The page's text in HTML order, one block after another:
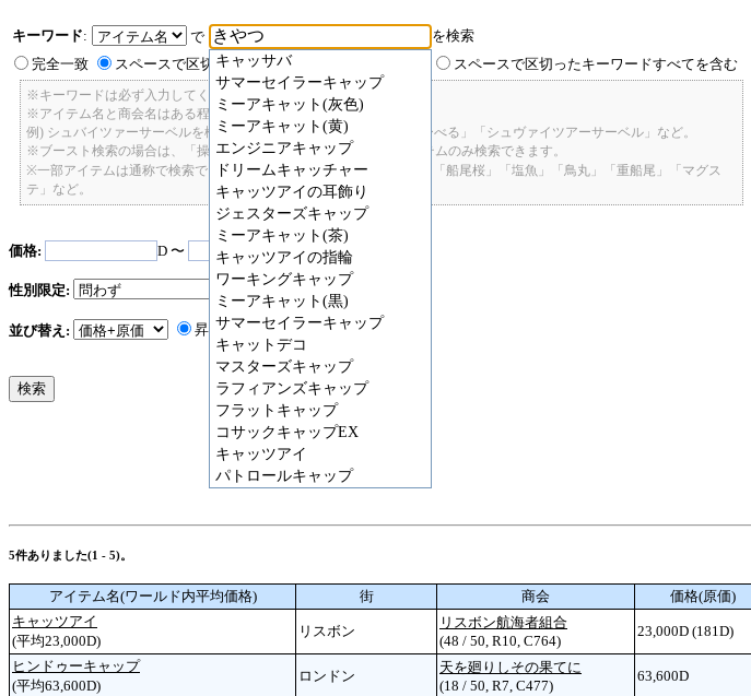
キーワード:
で
キャッサバ
サマーセイラーキャップ
ミーアキャット(灰色)
ミーアキャット(黄)
エンジニアキャップ
ドリームキャッチャー
キャッツアイの耳飾り
ジェスターズキャップ
ミーアキャット(茶)
キャッツアイの指輪
ワーキングキャップ
ミーアキャット(黒)
サマーセイラーキャップ
キャットデコ
マスターズキャップ
ラフィアンズキャップ
フラットキャップ
コサックキャップEX
キャッツアイ
パトロールキャップ
を検索
完全一致
スペースで区切ったキーワードのいずれかを含む スペースで区切ったキーワードすべてを含む
※キーワードは必ず入力してください。
※アイテム名と商会名はある程度曖昧に検索できます。
例) シュバイツァーサーベルを検索したい場合: 「しゅばいつあーさーべる」「シュヴァイツアーサーベル」など。
※ブースト検索の場合は、「操舵+2」で検索すると、操舵+2のアイテムのみ検索できます。
※一部アイテムは通称で検索できます。「カテ1」「C1」「ロット1」「船尾桜」「塩魚」「鳥丸」「重船尾」「マグス
テ」など。
価格: D 〜 D
性別限定:
並び替え: 昇順 降順
5件ありました(1 - 5)。
アイテム名(ワールド内平均価格) 街 商会 価格(原価)
キャッツアイ
(平均23,000D)
リスボン
リスボン航海者組合
(48 / 50, R10, C764)
23,000D (181D)
ヒンドゥーキャップ
(平均63,600D)
ロンドン
天を廻りしその果てに
(18 / 50, R7, C477)
63,600D